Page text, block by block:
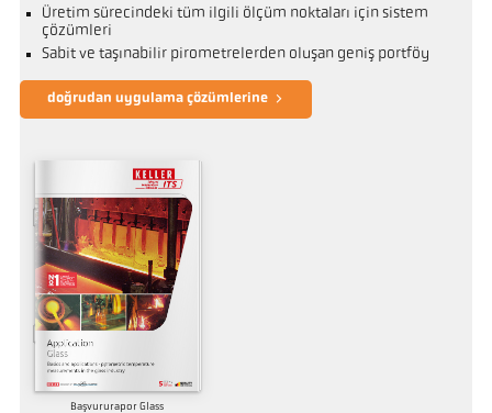
Üretim sürecindeki tüm ilgili ölçüm noktaları için sistem
çözümleri
Sabit ve taşınabilir pirometrelerden oluşan geniş portföy
doğrudan uygulama çözümlerine
Başvururapor Glass